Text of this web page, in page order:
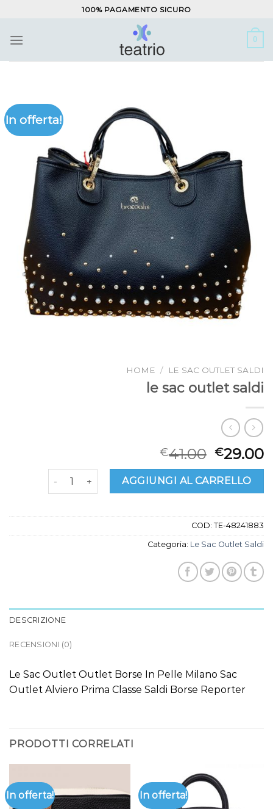
contenuti
100% PAGAMENTO SICURO
0
In offerta!
HOME / LE SAC OUTLET SALDI
le sac outlet saldi
€41.00 €29.00
le sac outlet saldi quantitàAGGIUNGI AL CARRELLO
COD: TE-48241883
Categoria: Le Sac Outlet Saldi
DESCRIZIONE
RECENSIONI (0)
Le Sac Outlet Outlet Borse In Pelle Milano Sac
Outlet Alviero Prima Classe Saldi Borse Reporter
PRODOTTI CORRELATI
In offerta! In offerta!